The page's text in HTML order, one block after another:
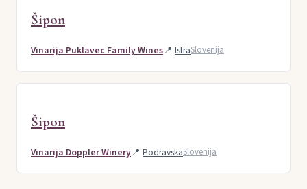
Šipon
Vinarija Puklavec Family Wines📍 IstraSlovenija
Šipon
Vinarija Doppler Winery📍 PodravskaSlovenija